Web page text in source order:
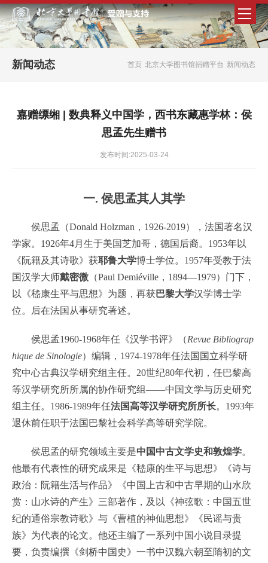
首页 北京大学图书馆捐赠平台 新闻动态
新闻动态
嘉赠缥缃 | 数典释义中国学，西书东藏惠学林：侯
思孟先生赠书
发布时间:2025-03-24
一. 侯思孟其人其学
侯思孟（Donald Holzman，1926-2019），法国著名汉
学家。1926年4月生于美国芝加哥，德国后裔。1953年以
《阮籍及其诗歌》获耶鲁大学博士学位。1957年受教于法
国汉学大师戴密微 （Paul Demiéville，1894—1979）门下，
以《嵇康生平与思想》为题，再获巴黎大学汉学博士学
位。后在法国从事研究著述。
侯思孟1960-1968年任《汉学书评》（Revue Bibliograp
hique de Sinologie）编辑，1974-1978年任法国国立科学研
究中心古典汉学研究组主任。20世纪80年代初，任巴黎高
等汉学研究所所属的协作研究组——中国文学与历史研究
组主任。1986-1989年任法国高等汉学研究所所长。1993年
退休前任职于法国巴黎社会科学高等研究学院。
侯思孟的研究领域主要是中国中古文学史和敦煌学。
他最有代表性的研究成果是《嵇康的生平与思想》《诗与
政治：阮籍生活与作品》《中国上古和中古早期的山水欣
赏：山水诗的产生》三部著作，及以《神弦歌：中国五世
纪的通俗宗教诗歌》与《曹植的神仙思想》《民谣与贵
族》为代表的论文。他还主编了一系列中国小说目录提
要，负责编撰《剑桥中国史》一书中汉魏六朝至隋初的文